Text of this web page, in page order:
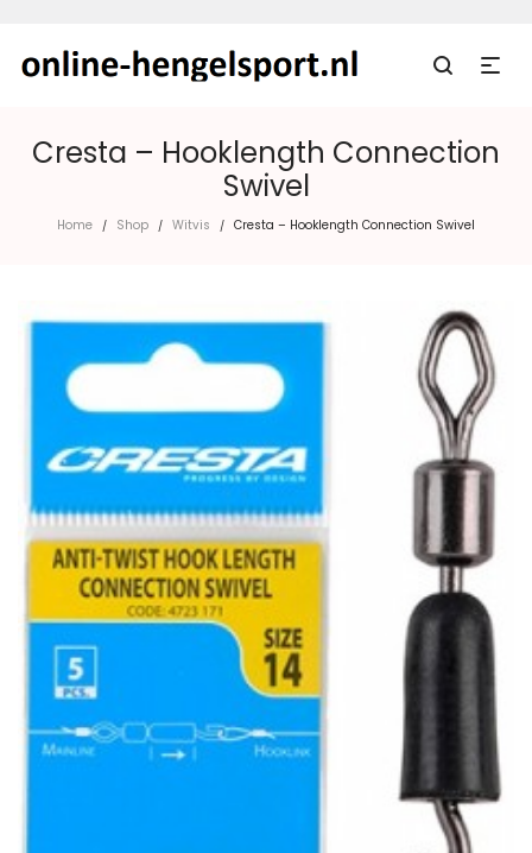
Cresta – Hooklength Connection
Swivel
Home / Shop / Witvis / Cresta – Hooklength Connection Swivel